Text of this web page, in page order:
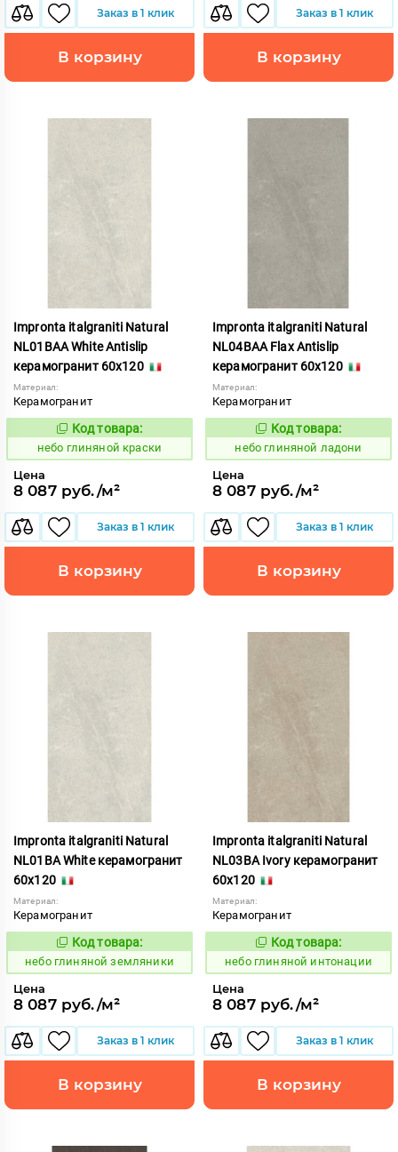
Заказ в 1 клик
В корзину
Заказ в 1 клик
В корзину
Impronta italgraniti Natural
NL01BAA White Antislip
керамогранит 60x120
Материал:
Керамогранит
1111539
Код товара:
небо глиняной краски
Цена
8 087 руб./м²
Заказ в 1 клик
В корзину
Impronta italgraniti Natural
NL04BAA Flax Antislip
керамогранит 60x120
Материал:
Керамогранит
1111542
Код товара:
небо глиняной ладони
Цена
8 087 руб./м²
Заказ в 1 клик
В корзину
Impronta italgraniti Natural
NL01BA White керамогранит
60x120
Материал:
Керамогранит
1111531
Код товара:
небо глиняной земляники
Цена
8 087 руб./м²
Заказ в 1 клик
В корзину
Impronta italgraniti Natural
NL03BA Ivory керамогранит
60x120
Материал:
Керамогранит
1111533
Код товара:
небо глиняной интонации
Цена
8 087 руб./м²
Заказ в 1 клик
В корзину